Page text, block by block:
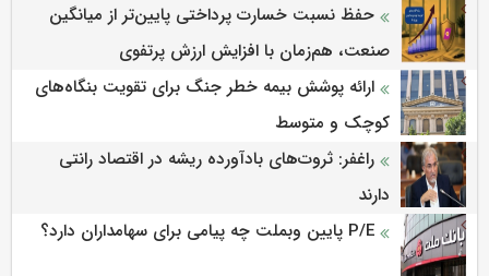
حفظ نسبت خسارت پرداختی پایین‌تر از میانگین
صنعت، هم‌زمان با افزایش ارزش پرتفوی
ارائه پوشش بیمه خطر جنگ برای تقویت بنگاه‌های
کوچک و متوسط
راغفر: ثروت‌های بادآورده ریشه در اقتصاد رانتی
دارند
P/E پایین وبملت چه پیامی برای سهامداران دارد؟